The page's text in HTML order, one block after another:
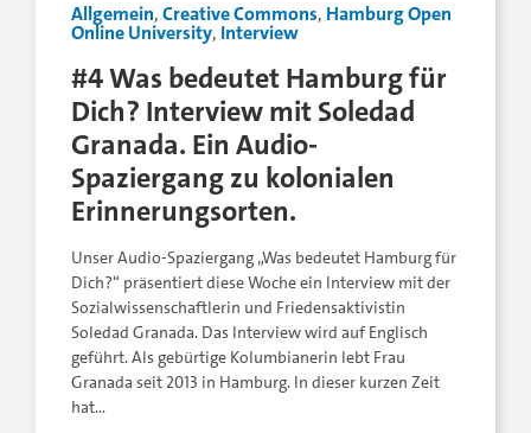
Allgemein,Creative Commons, Hamburg Open
Online University, Interview
#4 Was bedeutet Hamburg für
Dich? Interview mit Soledad
Granada. Ein Audio-
Spaziergang zu kolonialen
Erinnerungsorten.
Unser Audio-Spaziergang „Was bedeutet Hamburg für
Dich?“ präsentiert diese Woche ein Interview mit der
Sozialwissenschaftlerin und Friedensaktivistin
Soledad Granada. Das Interview wird auf Englisch
geführt. Als gebürtige Kolumbianerin lebt Frau
Granada seit 2013 in Hamburg. In dieser kurzen Zeit
hat…